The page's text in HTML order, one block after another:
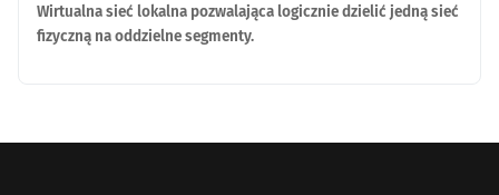
Wirtualna sieć lokalna pozwalająca logicznie dzielić jedną sieć
fizyczną na oddzielne segmenty.